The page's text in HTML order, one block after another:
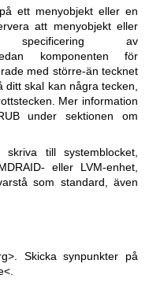
ett menyobjekt eller en
att menyobjekt eller
specificering av
komponenten för
med större-än tecknet
skal kan några tecken,
Mer information
under sektionen om
till systemblocket,
eller LVM-enhet,
som standard, även
Skicka synpunkter på